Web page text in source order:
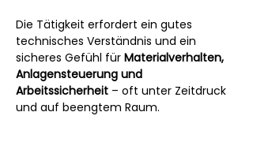
Die Tätigkeit erfordert ein gutes
technisches Verständnis und ein
sicheres Gefühl für Materialverhalten,
Anlagensteuerung und
Arbeitssicherheit – oft unter Zeitdruck
und auf beengtem Raum.